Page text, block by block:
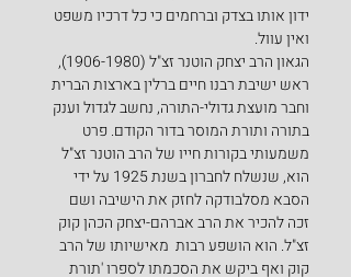
ידון אותו בצדק וברחמים כי כל דרכיו משפט
ואין עוול.
הגאון הרב יצחק הוטנר זצ"ל (1906-1980),
ראש ישיבת רבנו חיים ברלין בארצות הברית
וחבר מועצת גדולי-התורה, נחשב לגדול וענק
בתורה ותורת המוסר בדור הקודם. פרט
משמעותי בקורות חייו של הרב הוטנר זצ"ל
הוא, שנשלח לחברון בשנת 1925 על ידי
הסבא מסלבודקה לחזק את הישיבה ושם
זכה להכיר את הרב אברהם-יצחק הכהן קוק
זצ"ל. הוא הושפע רבות  מאישיותו של הרב
קוק ואף ביקש את הסכמתו לספרו 'תורת